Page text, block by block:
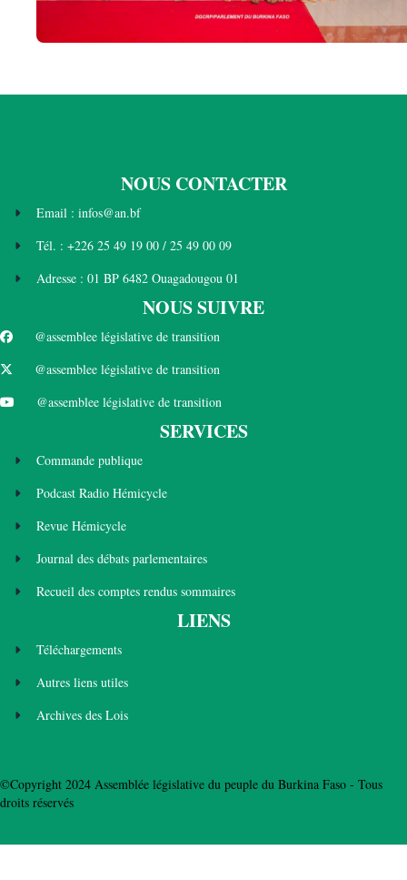
NOUS CONTACTER
Email : infos@an.bf
Tél. : +226 25 49 19 00 / 25 49 00 09
Adresse : 01 BP 6482 Ouagadougou 01
NOUS SUIVRE
@assemblee législative de transition
@assemblee législative de transition
@assemblee législative de transition
SERVICES
Commande publique
Podcast Radio Hémicycle
Revue Hémicycle
Journal des débats parlementaires
Recueil des comptes rendus sommaires
LIENS
Téléchargements
Autres liens utiles
Archives des Lois
©Copyright 2024 Assemblée législative du peuple du Burkina Faso - Tous
droits réservés